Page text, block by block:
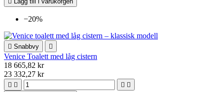
−20%
 Snabbvy 
Venice Toalett med låg cistern
18 665,82 kr
23 332,27 kr
   